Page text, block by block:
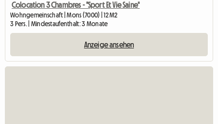
Colocation 3 Chambres - "Sport Et Vie Saine"
Wohngemeinschaft | Mons (7000) | 12 M2
3 Pers. | Mindestaufenthalt: 3 Monate
Anzeige ansehen